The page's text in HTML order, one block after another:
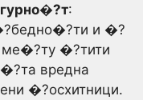
:
и �?
�?тити
вредна
�?осхитници.